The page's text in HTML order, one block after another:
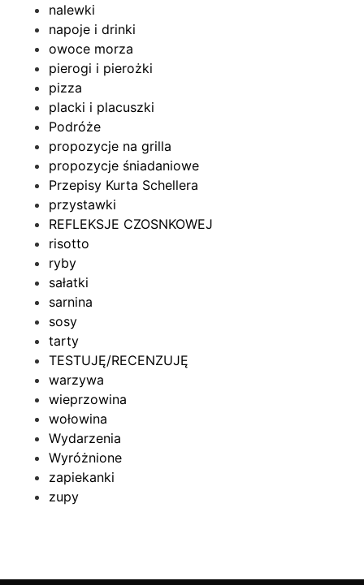
nalewki
napoje i drinki
owoce morza
pierogi i pierożki
pizza
placki i placuszki
Podróże
propozycje na grilla
propozycje śniadaniowe
Przepisy Kurta Schellera
przystawki
REFLEKSJE CZOSNKOWEJ
risotto
ryby
sałatki
sarnina
sosy
tarty
TESTUJĘ/RECENZUJĘ
warzywa
wieprzowina
wołowina
Wydarzenia
Wyróżnione
zapiekanki
zupy